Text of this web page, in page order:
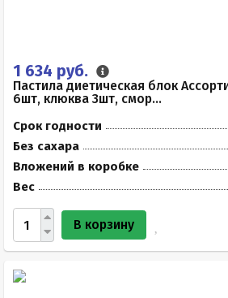
1 634 руб.
Пастила диетическая блок
6шт, клюква 3шт, смор...
Срок годности
Без сахара
Вложений в коробке
Вес
В корзину